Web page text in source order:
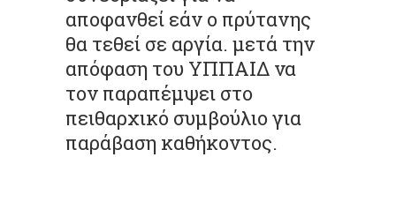
αποφανθεί εάν ο πρύτανης
θα τεθεί σε αργία. μετά την
απόφαση του ΥΠΠΑΙΔ να
τον παραπέμψει στο
πειθαρχικό συμβούλιο για
παράβαση καθήκοντος.